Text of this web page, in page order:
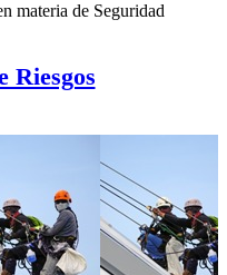
materia de Seguridad
Riesgos